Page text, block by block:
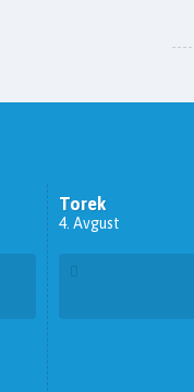
Torek
4. Avgust